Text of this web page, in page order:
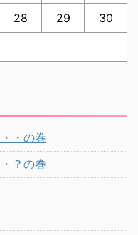
28 29 30
・の巻
？の巻